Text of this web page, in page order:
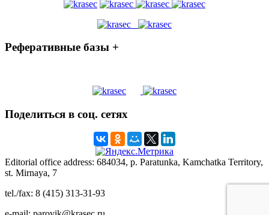
Реферативные базы +
Поделиться в соц. сетях
Editorial office address: 684034, p. Paratunka, Kamchatka Territory,
st. Mirnaya, 7
tel./fax: 8 (415) 313-31-93